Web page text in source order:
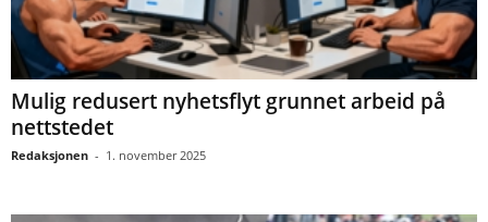
Mulig redusert nyhetsflyt grunnet arbeid på
nettstedet
Redaksjonen - 1. november 2025